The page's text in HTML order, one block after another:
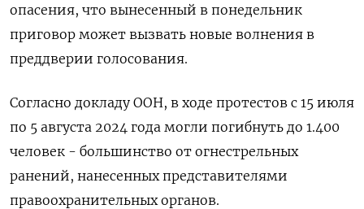
опасения, что вынесенный в понедельник
приговор может вызвать новые волнения в
преддверии голосования.
Согласно докладу ООН, в ходе протестов с 15 июля
по 5 августа 2024 года могли погибнуть до 1.400
человек - большинство от огнестрельных
ранений, нанесенных представителями
правоохранительных органов.